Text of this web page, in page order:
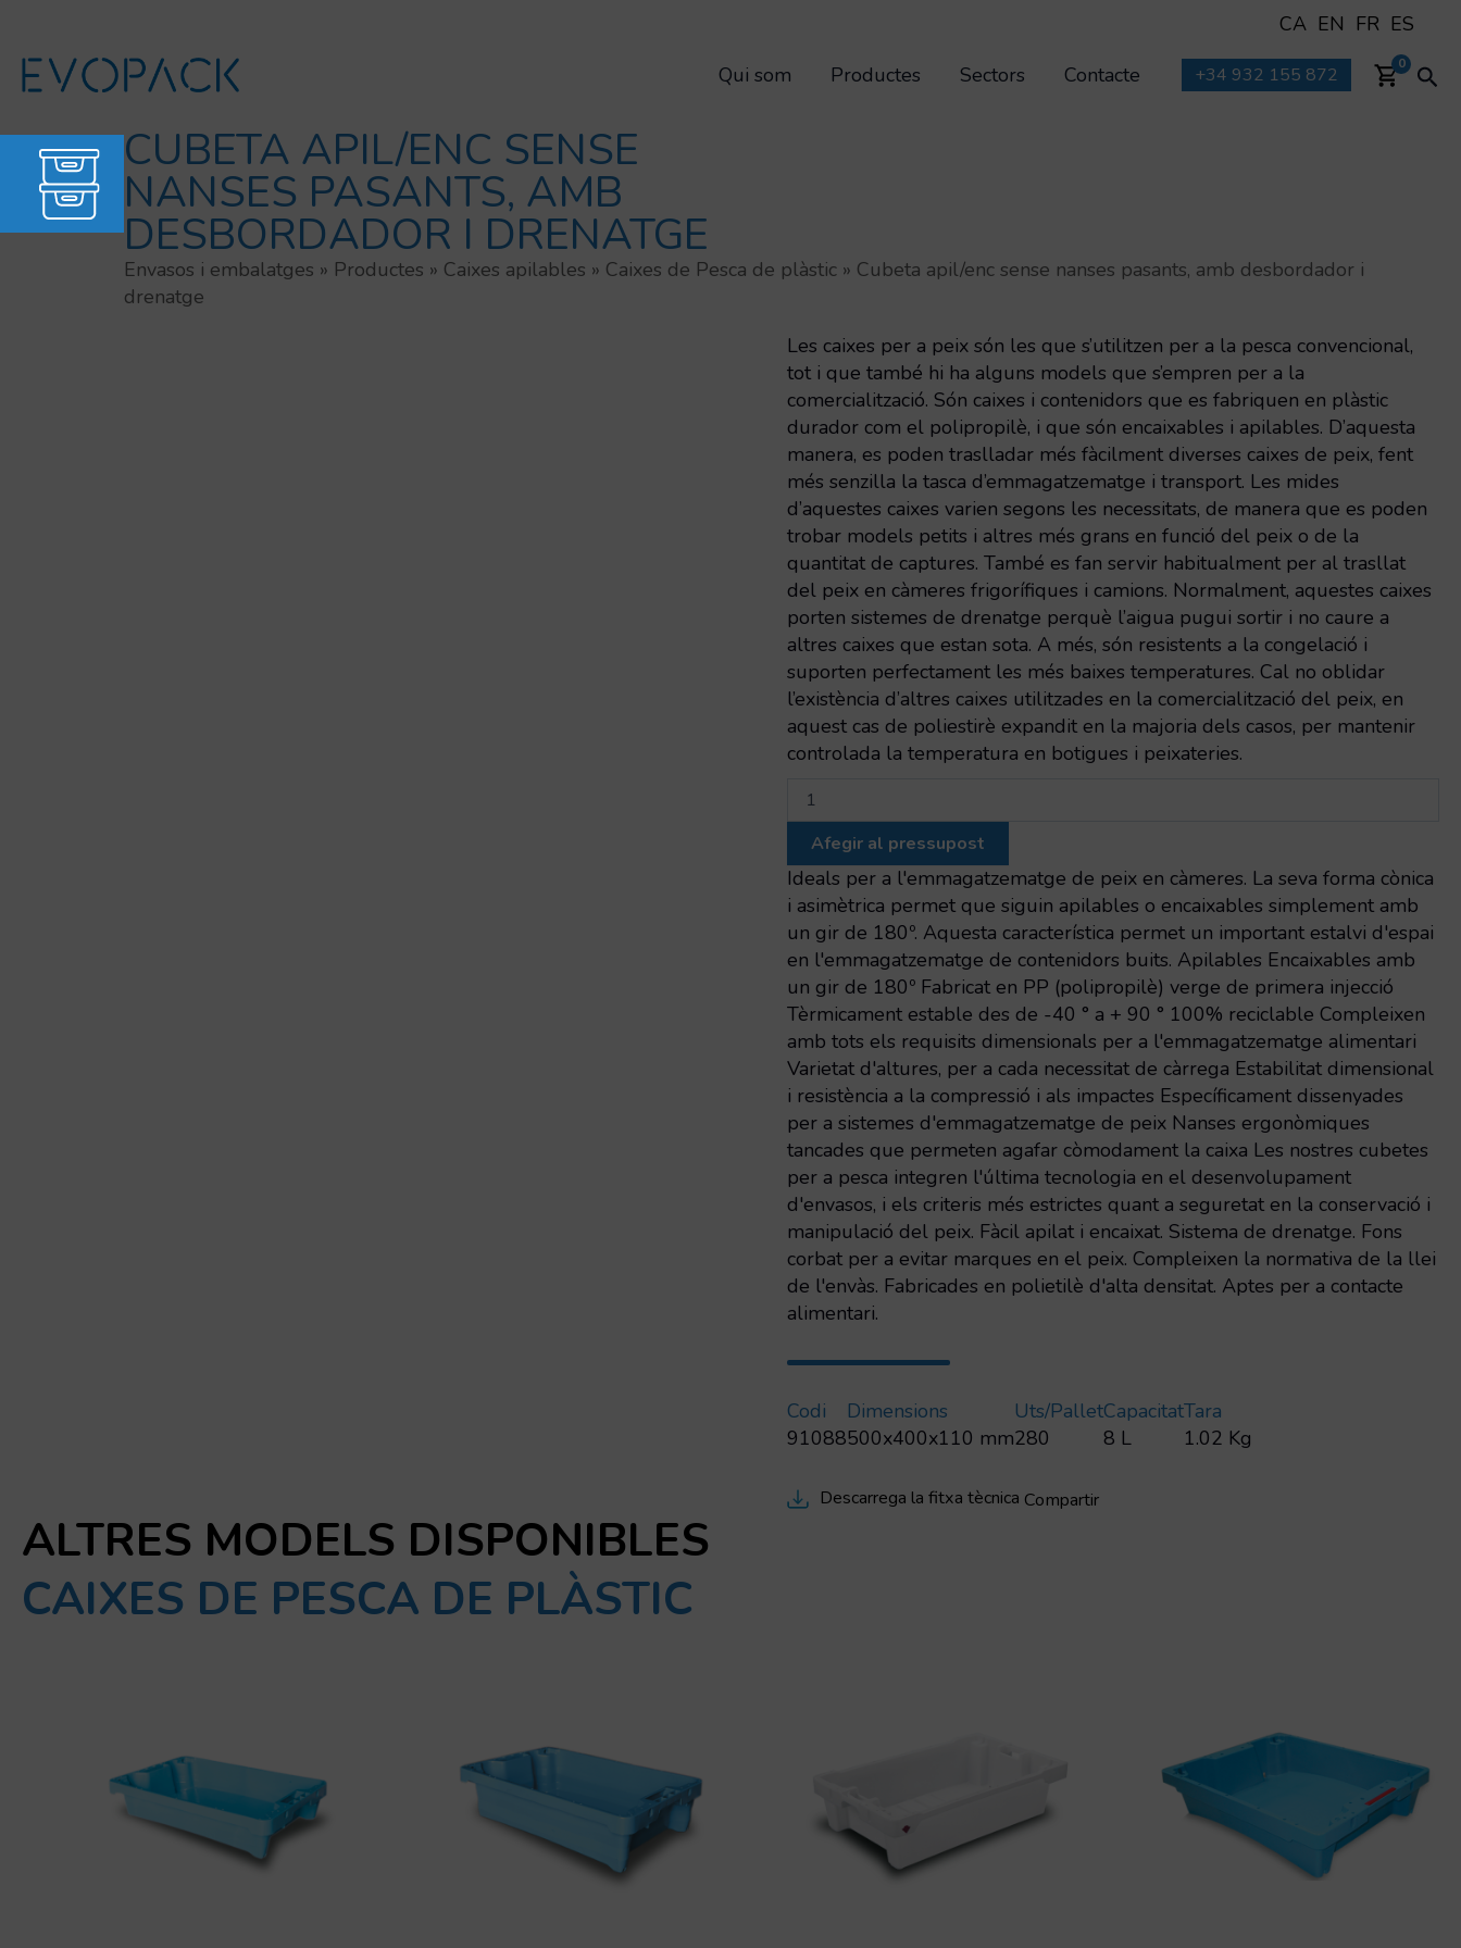
contingut
CA EN FR ES
Qui som
Productes Sectors Contacte +34 932 155 872 0
CUBETA APIL/ENC SENSE
NANSES PASANTS, AMB
DESBORDADOR I DRENATGE
Envasos i embalatges » Productes » Caixes apilables » Caixes de Pesca de plàstic » Cubeta apil/enc sense nanses pasants, amb desbordador i
drenatge
Les caixes per a peix són les que s’utilitzen per a la pesca convencional,
tot i que també hi ha alguns models que s’empren per a la
comercialització. Són caixes i contenidors que es fabriquen en plàstic
durador com el polipropilè, i que són encaixables i apilables. D’aquesta
manera, es poden traslladar més fàcilment diverses caixes de peix, fent
més senzilla la tasca d’emmagatzematge i transport. Les mides
d’aquestes caixes varien segons les necessitats, de manera que es poden
trobar models petits i altres més grans en funció del peix o de la
quantitat de captures. També es fan servir habitualment per al trasllat
del peix en càmeres frigorífiques i camions. Normalment, aquestes caixes
porten sistemes de drenatge perquè l’aigua pugui sortir i no caure a
altres caixes que estan sota. A més, són resistents a la congelació i
suporten perfectament les més baixes temperatures. Cal no oblidar
l’existència d’altres caixes utilitzades en la comercialització del peix, en
aquest cas de poliestirè expandit en la majoria dels casos, per mantenir
controlada la temperatura en botigues i peixateries.
Cubeta
apil/enc
sense
nanses
pasants,
amb
desbordador
i
drenatge
Afegir al pressupost
Ideals per a l'emmagatzematge de peix en càmeres. La seva forma cònica
i asimètrica permet que siguin apilables o encaixables simplement amb
un gir de 180º. Aquesta característica permet un important estalvi d'espai
en l'emmagatzematge de contenidors buits. Apilables Encaixables amb
un gir de 180º Fabricat en PP (polipropilè) verge de primera injecció
Tèrmicament estable des de -40 ° a + 90 ° 100% reciclable Compleixen
amb tots els requisits dimensionals per a l'emmagatzematge alimentari
Varietat d'altures, per a cada necessitat de càrrega Estabilitat dimensional
i resistència a la compressió i als impactes Específicament dissenyades
per a sistemes d'emmagatzematge de peix Nanses ergonòmiques
tancades que permeten agafar còmodament la caixa Les nostres cubetes
per a pesca integren l'última tecnologia en el desenvolupament
d'envasos, i els criteris més estrictes quant a seguretat en la conservació i
manipulació del peix. Fàcil apilat i encaixat. Sistema de drenatge. Fons
corbat per a evitar marques en el peix. Compleixen la normativa de la llei
de l'envàs. Fabricades en polietilè d'alta densitat. Aptes per a contacte
alimentari.
Codi
91088
Dimensions
500x400x110 mm
Uts/pallet
280
Capacitat
8 L
Tara
1.02 Kg
Descarrega la fitxa tècnica Compartir
ALTRES MODELS DISPONIBLES
CAIXES DE PESCA DE PLÀSTIC